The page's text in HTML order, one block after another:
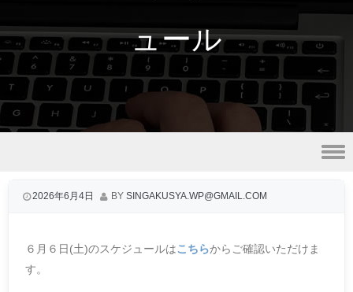
ュール
2026年6月4日 BY SINGAKUSYA.WP@GMAIL.COM
６月６日(土)のスケジュールはこちらからご確認いただけま
す。